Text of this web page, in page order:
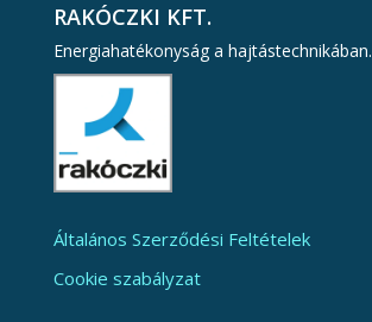
RAKÓCZKI KFT.
Energiahatékonyság a hajtástechnikában.
Általános Szerződési Feltételek
Cookie szabályzat